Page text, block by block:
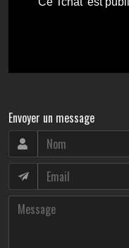
Envoyer un message